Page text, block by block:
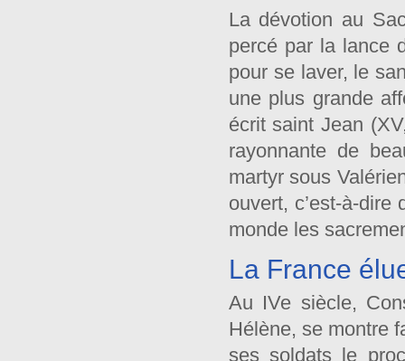
La dévotion au
percé par la lance
pour se laver, le
une plus grande
écrit saint Jean
rayonnante de
martyr sous
ouvert, c’est-à-dire
monde les
La France
Au IVe siècle,
Hélène, se montre
ses soldats le